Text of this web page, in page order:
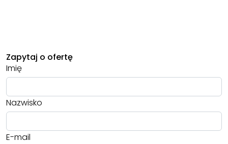
Zapytaj o ofertę
Imię
Nazwisko
E-mail